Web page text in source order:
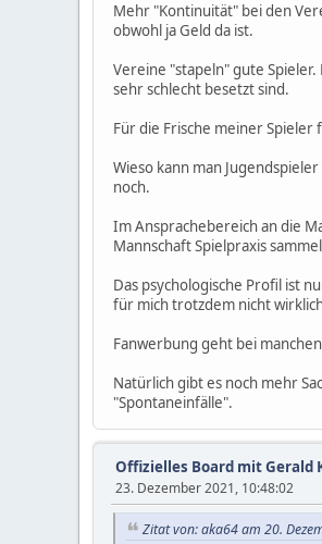
Mehr "Kontinuität" bei den
obwohl ja Geld da ist.
Vereine "stapeln" gute
sehr schlecht besetzt sind.
Für die Frische meiner
Wieso kann man
noch.
Im Ansprachebereich an die
Mannschaft Spielpraxis
Das psychologische Profil ist
für mich trotzdem nicht
Fanwerbung geht bei
Natürlich gibt es noch mehr
"Spontaneinfälle".
Offizielles Board mit Gerald
23. Dezember 2021, 10:48:02
Zitat von: aka64 am 20.